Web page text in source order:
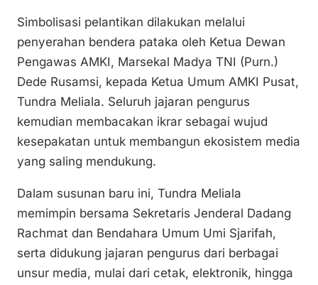
Simbolisasi pelantikan dilakukan melalui
penyerahan bendera pataka oleh Ketua Dewan
Pengawas AMKI, Marsekal Madya TNI (Purn.)
Dede Rusamsi, kepada Ketua Umum AMKI Pusat,
Tundra Meliala. Seluruh jajaran pengurus
kemudian membacakan ikrar sebagai wujud
kesepakatan untuk membangun ekosistem media
yang saling mendukung.
Dalam susunan baru ini, Tundra Meliala
memimpin bersama Sekretaris Jenderal Dadang
Rachmat dan Bendahara Umum Umi Sjarifah,
serta didukung jajaran pengurus dari berbagai
unsur media, mulai dari cetak, elektronik, hingga